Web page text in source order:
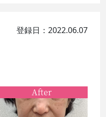
登録日：2022.06.07
After